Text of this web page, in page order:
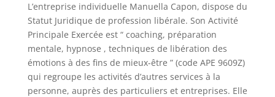
L’entreprise individuelle Manuella Capon, dispose du
Statut Juridique de profession libérale. Son Activité
Principale Exercée est “ coaching, préparation
mentale, hypnose , techniques de libération des
émotions à des fins de mieux-être ” (code APE 9609Z)
qui regroupe les activités d’autres services à la
personne, auprès des particuliers et entreprises. Elle